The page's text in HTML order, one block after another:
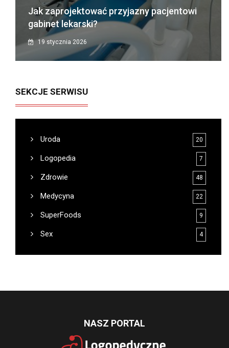
Jak zaprojektować przyjazny pacjentowi
gabinet lekarski?
19 stycznia 2026
SEKCJE SERWISU
Uroda 20
Logopedia 7
Zdrowie 48
Medycyna 22
SuperFoods 9
Sex 4
NASZ PORTAL